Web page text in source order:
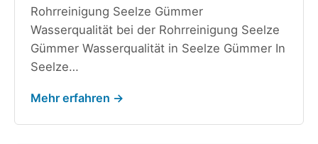
Rohrreinigung Seelze Gümmer
Wasserqualität bei der Rohrreinigung Seelze
Gümmer Wasserqualität in Seelze Gümmer In
Seelze…
Mehr erfahren →